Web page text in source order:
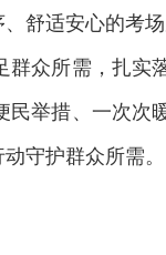
舒适安心的考场
众所需，扎实
举措、一次次
守护群众所需。
交通运输执法“